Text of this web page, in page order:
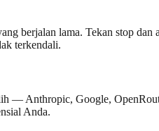
berjalan lama. Tekan stop dan
terkendali.
— Anthropic, Google,
Anda.